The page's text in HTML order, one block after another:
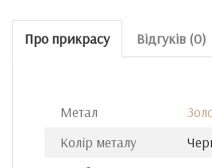
Про прикрасу Відгуків (0)
Метал
Колір металу